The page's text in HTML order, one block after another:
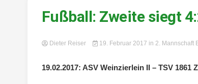
Fußball: Zweite siegt
Dieter Reiser 19. Februar 2017 in2. Mannschaft
19.02.2017: ASV Weinzierlein II – TSV 1861